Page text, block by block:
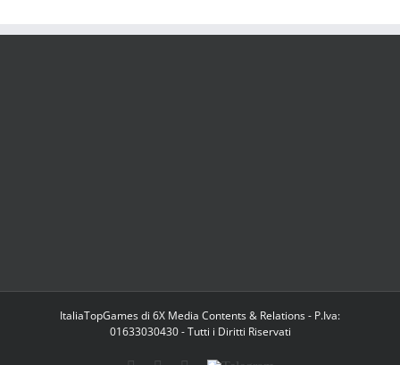
ItaliaTopGames di 6X Media Contents & Relations - P.Iva:
01633030430 - Tutti i Diritti Riservati